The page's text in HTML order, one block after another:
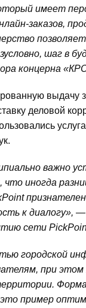
имеет
заказов,
шаг в
концерна
выдачу
деловой
важно
иногда
к диалогу»,
сети
городской
при этом
пример